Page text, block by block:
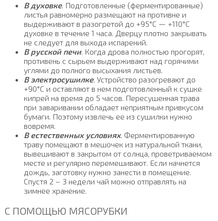
В духовке. Подготовленные (ферментированные)
листья равномерно размещают на противне и
выдерживают в разогретой до +95°С — +110°С
духовке в течение 1 часа. Дверцу плотно закрывать
не следует для выхода испарений.
В русской печи. Когда дрова полностью прогорят,
противень с сырьем выдерживают над горячими
углями до полного высыхания листьев.
В электросушилке. Устройство разогревают до
+90°С и оставляют в нем подготовленный к сушке
кипрей на время до 5 часов. Пересушенная трава
при заваривании обладает неприятным привкусом
бумаги. Поэтому извлечь ее из сушилки нужно
вовремя.
В естественных условиях. Ферментированную
траву помещают в мешочек из натуральной ткани,
вывешивают в закрытом от солнца, проветриваемом
месте и регулярно перемешивают. Если начнется
дождь, заготовку нужно занести в помещение.
Спустя 2 – 3 недели чай можно отправлять на
зимнее хранение.
С ПОМОЩЬЮ МЯСОРУБКИ